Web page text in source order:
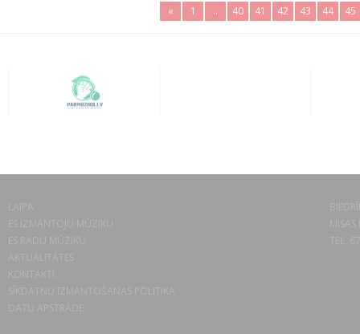
« 1 .. 40 41 42 43 44 45
LAIPA
ES IZMANTOJU MŪZIKU
ES RADU MŪZIKU
AKTUALITĀTES
KONTAKTI
SĪKDATŅU IZMANTOŠANAS POLITIKA
DATU APSTRĀDE
TEL.